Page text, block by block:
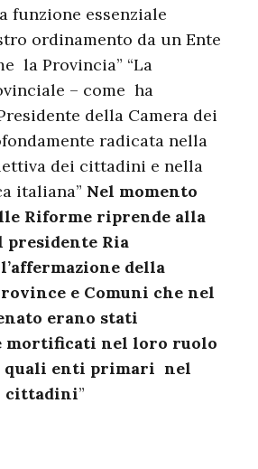
funzione essenziale
ordinamento da un Ente
la Provincia” “La
– come ha
della Camera dei
radicata nella
dei cittadini e nella
italiana” Nel momento
Riforme riprende alla
presidente Ria
della
e Comuni che nel
erano stati
mortificati nel loro ruolo
quali enti primari nel
cittadini”